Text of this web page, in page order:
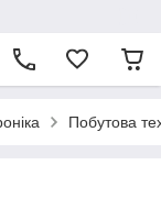
Побутова